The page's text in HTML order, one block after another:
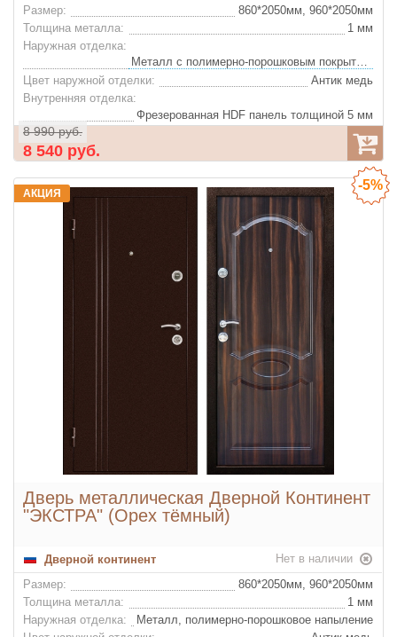
Размер:
860*2050мм, 960*2050мм
Толщина металла:
1 мм
Наружная отделка:
Металл с полимерно-порошковым покрытием
Цвет наружной отделки:
Антик медь
Внутренняя отделка:
Фрезерованная HDF панель толщиной 5 мм
Цвет внутренней отделки:
Дуб золотой
Утеплитель:
Пенополистирол
Да
8 990 руб.
8 540 руб.
АКЦИЯ
-5%
Дверь металлическая Дверной Континент
"ЭКСТРА" (Орех тёмный)
Дверной континент
Нет в наличии
Размер:
860*2050мм, 960*2050мм
Толщина металла:
1 мм
Наружная отделка:
Металл, полимерно-порошковое напыление